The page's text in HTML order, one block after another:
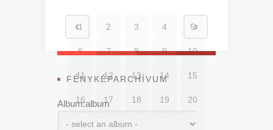
1 2 3 4 5
6 7 8 9 10
11 12 13 14 15
16 17 18 19 20
21 22 23 25
FÉNYKÉPARCHÍVUM
Album:album